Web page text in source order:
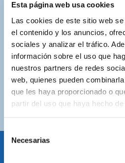
Esta página web usa cookies
Las cookies de este sitio web
el contenido y los anuncios,
sociales y analizar el tráfico.
información sobre el uso que
nuestros partners de redes
web, quienes pueden
que les haya proporcionado o
partir del uso que haya hecho
Selección
Necesarias
ASISTENCIA
Contacta con nosotros para
ENVÍOS GRATUITOS
Por compras superiores a
COMPRAS SEGURAS
Plataforma de pago
PayPal.